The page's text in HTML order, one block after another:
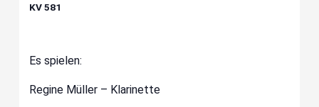
KV 581
Es spielen:
Regine Müller – Klarinette